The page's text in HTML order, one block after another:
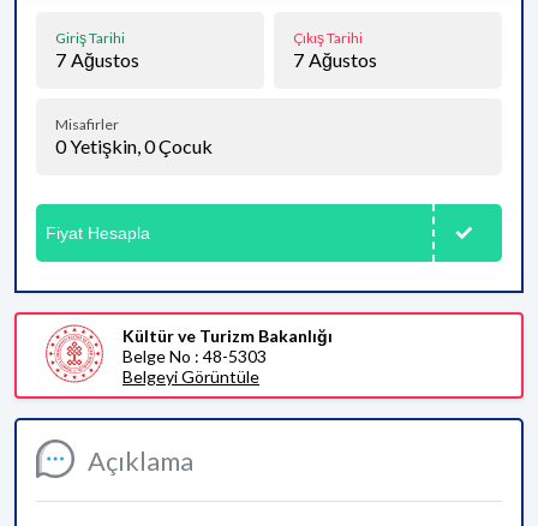
Açıklama
Giriş Tarihi
7 Ağustos
Çıkış Tarihi
7 Ağustos
Misafirler
0Yetişkin,0Çocuk
Fiyat Hesapla
Kültür ve Turizm Bakanlığı
Belge No : 48-5303
Belgeyi Görüntüle